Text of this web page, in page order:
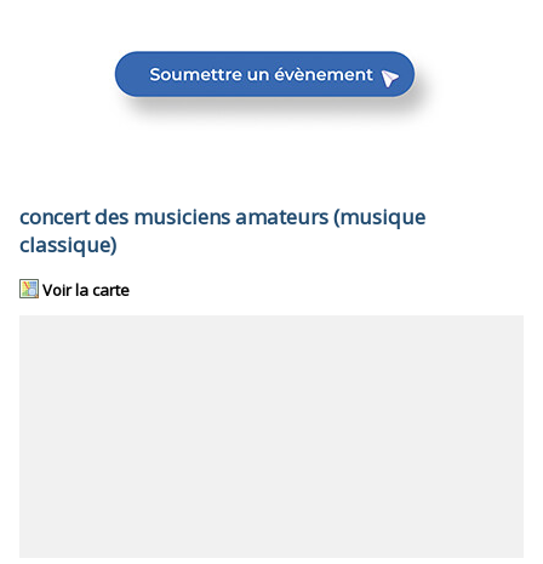
concert des musiciens amateurs (musique
classique)
Voir la carte